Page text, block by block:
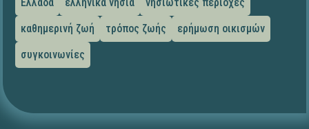
καθημερινή ζωή
τρόπος ζωής
ερήμωση οικισμών
συγκοινωνίες